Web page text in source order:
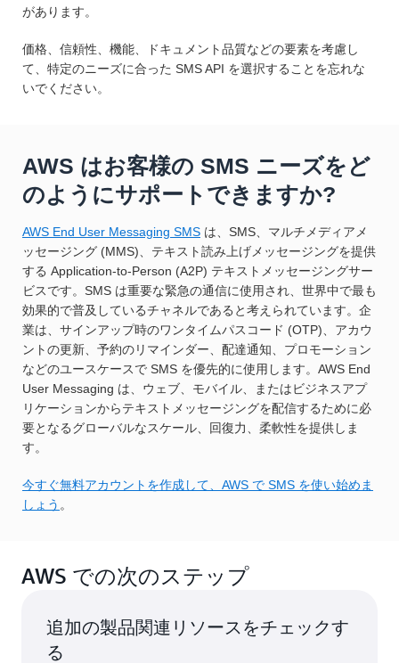
があります。
価格、信頼性、機能、ドキュメント品質などの要素を考慮し
て、特定のニーズに合った SMS API を選択することを忘れな
いでください。
AWS はお客様の SMS ニーズをど
のようにサポートできますか?
AWS End User Messaging SMS は、SMS、マルチメディアメ
ッセージング (MMS)、テキスト読み上げメッセージングを提供
する Application-to-Person (A2P) テキストメッセージングサー
ビスです。SMS は重要な緊急の通信に使用され、世界中で最も
効果的で普及しているチャネルであると考えられています。企
業は、サインアップ時のワンタイムパスコード (OTP)、アカウ
ントの更新、予約のリマインダー、配達通知、プロモーション
などのユースケースで SMS を優先的に使用します。AWS End
User Messaging は、ウェブ、モバイル、またはビジネスアプ
リケーションからテキストメッセージングを配信するために必
要となるグローバルなスケール、回復力、柔軟性を提供しま
す。
今すぐ無料アカウントを作成して、AWS で SMS を使い始めま
しょう 。
AWS での次のステップ
追加の製品関連リソースをチェックす
る